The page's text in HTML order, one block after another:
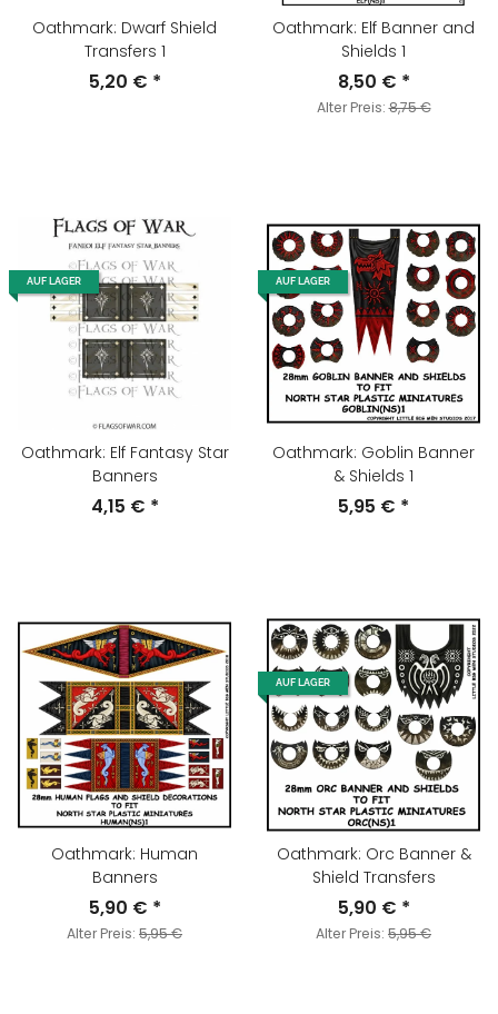
Oathmark: Dwarf Shield
Transfers 1
5,20 € *
Oathmark: Elf Banner and
Shields 1
8,50 € *
Alter Preis:8,75 €
AUF LAGER
Oathmark: Elf Fantasy Star
Banners
4,15 € *
AUF LAGER
Oathmark: Goblin Banner
& Shields 1
5,95 € *
Oathmark: Human
Banners
5,90 € *
Alter Preis: 5,95 €
AUF LAGER
Oathmark: Orc Banner &
Shield Transfers
5,90 € *
Alter Preis: 5,95 €